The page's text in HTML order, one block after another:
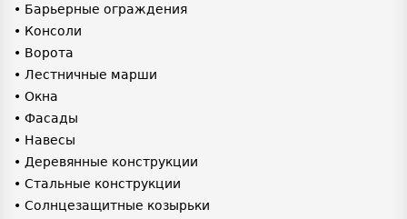
• Барьерные ограждения
• Консоли
• Ворота
• Лестничные марши
• Окна
• Фасады
• Навесы
• Деревянные конструкции
• Стальные конструкции
• Солнцезащитные козырьки